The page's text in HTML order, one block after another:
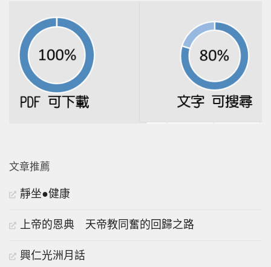
文章推薦
靜坐●健康
上帝的恩典 天帝教同奮的回歸之路
興仁光洲月話